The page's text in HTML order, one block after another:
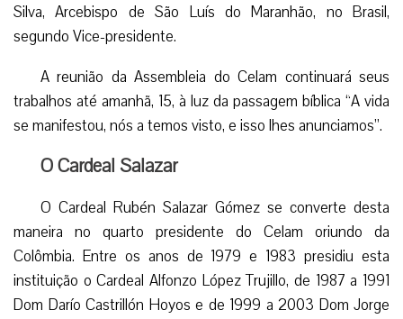
Silva, Arcebispo de São Luís do Maranhão, no Brasil,
segundo Vice-presidente.
A reunião da Assembleia do Celam continuará seus
trabalhos até amanhã, 15, à luz da passagem bíblica “A vida
se manifestou, nós a temos visto, e isso lhes anunciamos”.
O Cardeal Salazar
O Cardeal Rubén Salazar Gómez se converte desta
maneira no quarto presidente do Celam oriundo da
Colômbia. Entre os anos de 1979 e 1983 presidiu esta
instituição o Cardeal Alfonzo López Trujillo, de 1987 a 1991
Dom Darío Castrillón Hoyos e de 1999 a 2003 Dom Jorge